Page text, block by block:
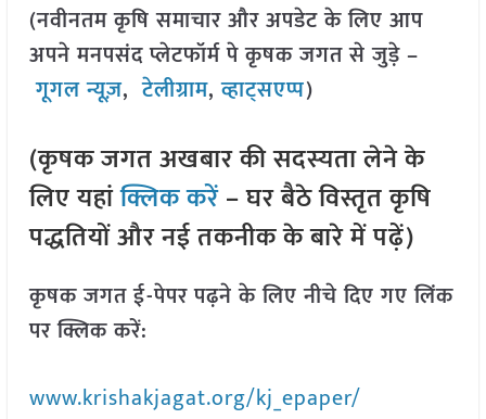
(नवीनतम कृषि समाचार और अपडेट के लिए आप
अपने मनपसंद प्लेटफॉर्म पे कृषक जगत से जुड़े –
गूगल न्यूज़,टेलीग्राम,व्हाट्सएप्प)
(कृषक जगत अखबार की सदस्यता लेने के
लिए यहांक्लिक करें– घर बैठे विस्तृत कृषि
पद्धतियों और नई तकनीक के बारे में पढ़ें)
कृषक जगत ई-पेपर पढ़ने के लिए नीचे दिए गए लिंक
पर क्लिक करें:
www.krishakjagat.org/kj_epaper/